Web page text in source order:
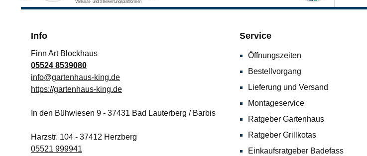
Info
Finn Art Blockhaus
05524 8539080
info@gartenhaus-king.de
https://gartenhaus-king.de
In den Bühwiesen 9 - 37431 Bad Lauterberg / Barbis
Harzstr. 104 - 37412 Herzberg
05521 999941
Service
Öffnungszeiten
Bestellvorgang
Lieferung und Versand
Montageservice
Ratgeber Gartenhaus
Ratgeber Grillkotas
Einkaufsratgeber Badefass